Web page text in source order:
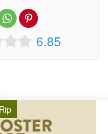
6.85